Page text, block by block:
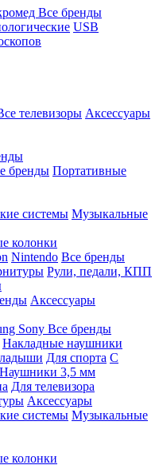
Все бренды
USB
телевизоры Аксессуары
бренды Портативные
системы Музыкальные
колонки
Nintendo Все бренды
Рули, педали, КПП
Аксессуары
Sony Все бренды
Накладные наушники
Для спорта С
Наушники 3,5 мм
Для телевизора
Аксессуары
системы Музыкальные
колонки